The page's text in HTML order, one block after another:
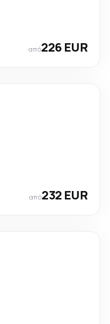
από226 EUR
από232 EUR